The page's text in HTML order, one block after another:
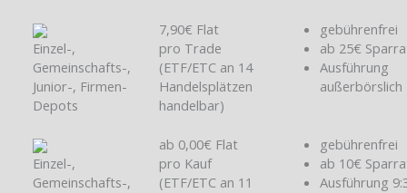
Einzel-,
Gemeinschafts-,
Junior-, Firmen-
Depots
7,90€ Flat
pro Trade
(ETF/ETC an 14
Handelsplätzen
handelbar)
gebührenfrei
ab 25€
Ausführung
außerbörslich
Einzel-,
Gemeinschafts-,
ab 0,00€ Flat
pro Kauf
(ETF/ETC an 11
gebührenfrei
ab 10€
Ausführung